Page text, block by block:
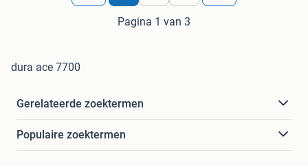
Pagina 1 van 3
dura ace 7700
Gerelateerde zoektermen
Populaire zoektermen